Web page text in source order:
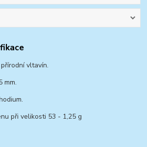
vltavín.
mm.
při velikosti 53 - 1,25 g